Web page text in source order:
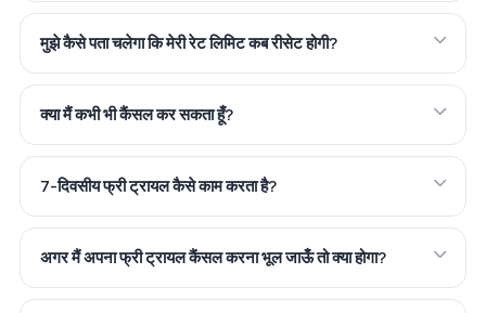
मुझे कैसे पता चलेगा कि मेरी रेट लिमिट कब रीसेट होगी?
क्या मैं कभी भी कैंसल कर सकता हूँ?
7-दिवसीय फ्री ट्रायल कैसे काम करता है?
अगर मैं अपना फ्री ट्रायल कैंसल करना भूल जाऊँ तो क्या होगा?